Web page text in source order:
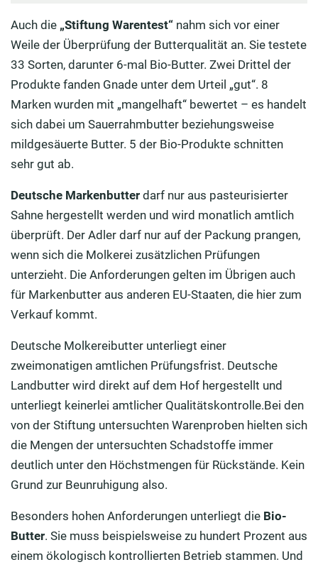
Auch die „Stiftung Warentest“ nahm sich vor einer
Weile der Überprüfung der Butterqualität an. Sie testete
33 Sorten, darunter 6-mal Bio-Butter. Zwei Drittel der
Produkte fanden Gnade unter dem Urteil „gut“. 8
Marken wurden mit „mangelhaft“ bewertet – es handelt
sich dabei um Sauerrahmbutter beziehungsweise
mildgesäuerte Butter. 5 der Bio-Produkte schnitten
sehr gut ab.
Deutsche Markenbutter darf nur aus pasteurisierter
Sahne hergestellt werden und wird monatlich amtlich
überprüft. Der Adler darf nur auf der Packung prangen,
wenn sich die Molkerei zusätzlichen Prüfungen
unterzieht. Die Anforderungen gelten im Übrigen auch
für Markenbutter aus anderen EU-Staaten, die hier zum
Verkauf kommt.
Deutsche Molkereibutter unterliegt einer
zweimonatigen amtlichen Prüfungsfrist. Deutsche
Landbutter wird direkt auf dem Hof hergestellt und
unterliegt keinerlei amtlicher Qualitätskontrolle.Bei den
von der Stiftung untersuchten Warenproben hielten sich
die Mengen der untersuchten Schadstoffe immer
deutlich unter den Höchstmengen für Rückstände. Kein
Grund zur Beunruhigung also.
Besonders hohen Anforderungen unterliegt die Bio-
Butter. Sie muss beispielsweise zu hundert Prozent aus
einem ökologisch kontrollierten Betrieb stammen. Und